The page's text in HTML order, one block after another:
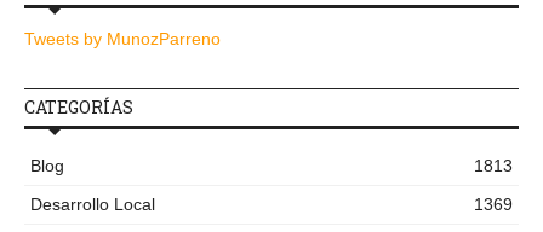
Tweets by MunozParreno
CATEGORÍAS
Blog
1813
Desarrollo Local
1369